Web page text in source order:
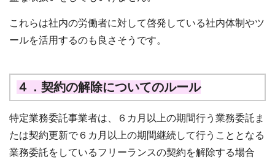
これらは社内の労働者に対して啓発している社内体制やツ
ールを活用するのも良さそうです。
４．契約の解除についてのルール
特定業務委託事業者は、６カ月以上の期間行う業務委託ま
たは契約更新で６カ月以上の期間継続して行うこととなる
業務委託をしているフリーランスの契約を解除する場合